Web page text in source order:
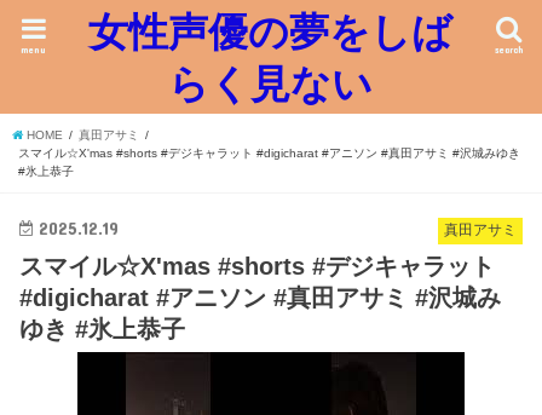
女性声優の夢をしば
らく見ない
search
menu
HOME
真田アサミ
スマイル☆X'mas #shorts #デジキャラット #digicharat #アニソン #真田アサミ #沢城みゆき
#氷上恭子
真田アサミ
2025.12.19
スマイル☆X'mas #shorts #デジキャラット
#digicharat #アニソン #真田アサミ #沢城み
ゆき #氷上恭子